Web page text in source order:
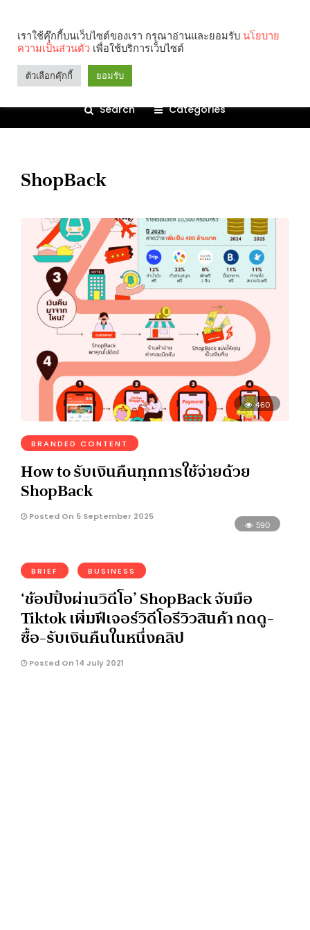
Search Categories
ShopBack
460
BRANDED CONTENT
How to รับเงินคืนทุกการใช้จ่ายด้วย
ShopBack
Posted On 5 September 2025
590
BRIEF BUSINESS
‘ช้อปปิ้งผ่านวิดีโอ’ ShopBack จับมือ
Tiktok เพิ่มฟีเจอร์วิดีโอรีวิวสินค้า กดดู-
ซื้อ-รับเงินคืนในหนึ่งคลิป
Posted On 14 July 2021
เราใช้คุ๊กกี้บนเว็บไซต์ของเรา กรุณาอ่านและยอมรับ นโยบาย
ความเป็นส่วนตัว เพื่อใช้บริการเว็บไซต์
ตัวเลือกคุ๊กกี้ ยอมรับ